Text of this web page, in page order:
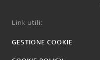
Link utili:
GESTIONE COOKIE